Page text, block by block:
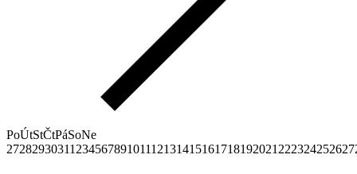
PoÚtStČtPáSoNe
27282930311 23456789101112131415161718192021 222324252627